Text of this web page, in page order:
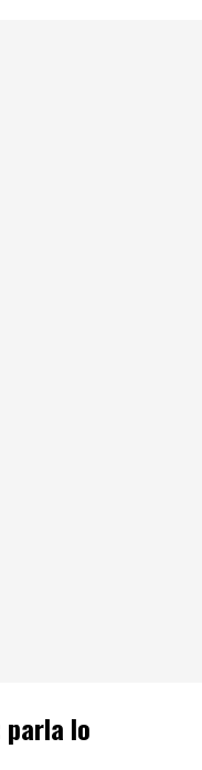
parla lo